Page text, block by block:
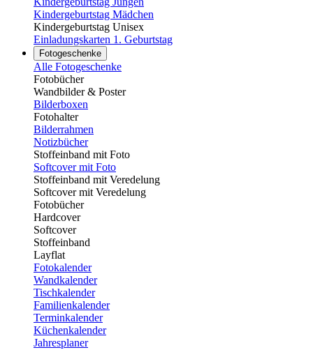
Kindergeburtstag Mädchen
Kindergeburtstag Unisex
Einladungskarten 1. Geburtstag
Fotogeschenke
Alle Fotogeschenke
Fotobücher
Wandbilder & Poster
Bilderboxen
Fotohalter
Bilderrahmen
Notizbücher
Stoffeinband mit Foto
Softcover mit Foto
Stoffeinband mit Veredelung
Softcover mit Veredelung
Fotobücher
Hardcover
Softcover
Stoffeinband
Layflat
Fotokalender
Wandkalender
Tischkalender
Familienkalender
Terminkalender
Küchenkalender
Jahresplaner